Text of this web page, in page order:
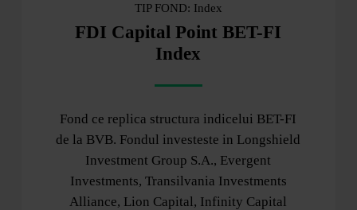
TIP FOND: Index
FDI Capital Point BET-FI
Index
Fond ce replica structura indicelui BET-FI
de la BVB. Fondul investeste in Longshield
Investment Group S.A., Evergent
Investments, Transilvania Investments
Alliance, Lion Capital, Infinity Capital